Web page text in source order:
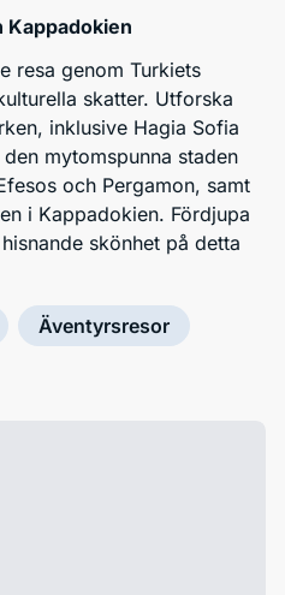
Kappadokien
resa genom Turkiets
skatter. Utforska
inklusive Hagia Sofia
mytomspunna staden
och Pergamon, samt
i Kappadokien. Fördjupa
skönhet på detta
Äventyrsresor